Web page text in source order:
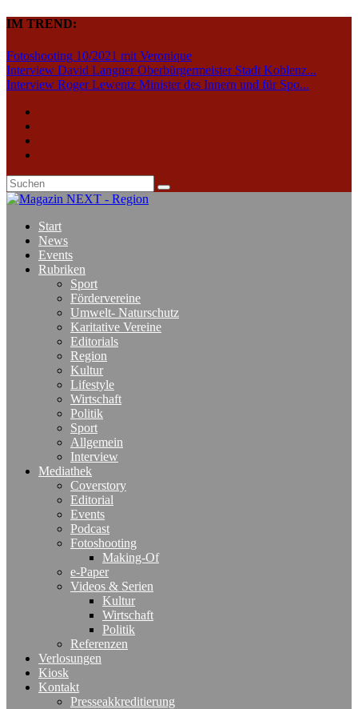
IM TREND:
Fotoshooting 10/2021 mit Veronique
Interview David Langner Oberbürgermeister Stadt Koblenz...
Interview Roger Lewentz Minister des Innern und für Spo...
Start
News
Events
Rubriken
Sport
Fördervereine
Umwelt- Naturschutz
Karitative Vereine
Editorials
Region
Kultur
Lifestyle
Wirtschaft
Politik
Sport
Allgemein
Interview
Mediathek
Coverstory
Editorial
Events
Podcast
Fotoshooting
Making-Of
e-Paper
Videos & Serien
Kultur
Wirtschaft
Politik
Referenzen
Verlosungen
Kiosk
Kontakt
Presseakkreditierung